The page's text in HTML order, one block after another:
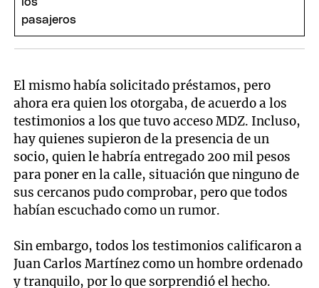
El mismo había solicitado préstamos, pero
ahora era quien los otorgaba, de acuerdo a los
testimonios a los que tuvo acceso MDZ. Incluso,
hay quienes supieron de la presencia de un
socio, quien le habría entregado 200 mil pesos
para poner en la calle, situación que ninguno de
sus cercanos pudo comprobar, pero que todos
habían escuchado como un rumor.
Sin embargo, todos los testimonios calificaron a
Juan Carlos Martínez como un hombre ordenado
y tranquilo, por lo que sorprendió el hecho.